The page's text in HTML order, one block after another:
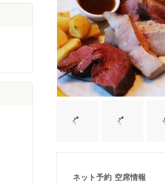
ネット予約 空席情報